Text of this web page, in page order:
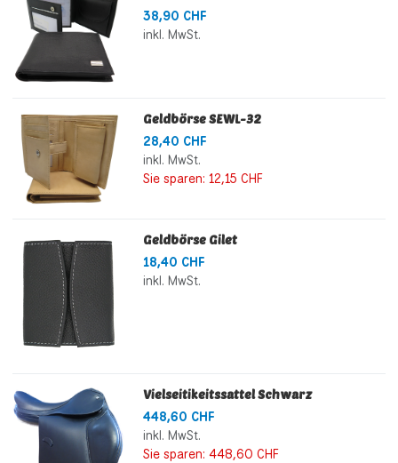
38,90 CHF
inkl. MwSt.
Geldbörse SEWL-32
28,40 CHF
inkl. MwSt.
Sie sparen: 12,15 CHF
Geldbörse Gilet
18,40 CHF
inkl. MwSt.
Vielseitikeitssattel Schwarz
448,60 CHF
inkl. MwSt.
Sie sparen: 448,60 CHF